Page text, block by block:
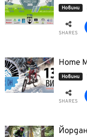
Новини
SHARES
Home
Новини
SHARES